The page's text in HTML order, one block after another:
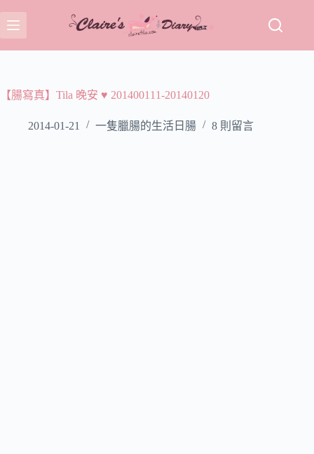
至
主
容【腸寫真】Tila 晚安 ♥ 201400111-20140120
2014-01-21 一隻臘腸的生活日腸 8 則留言